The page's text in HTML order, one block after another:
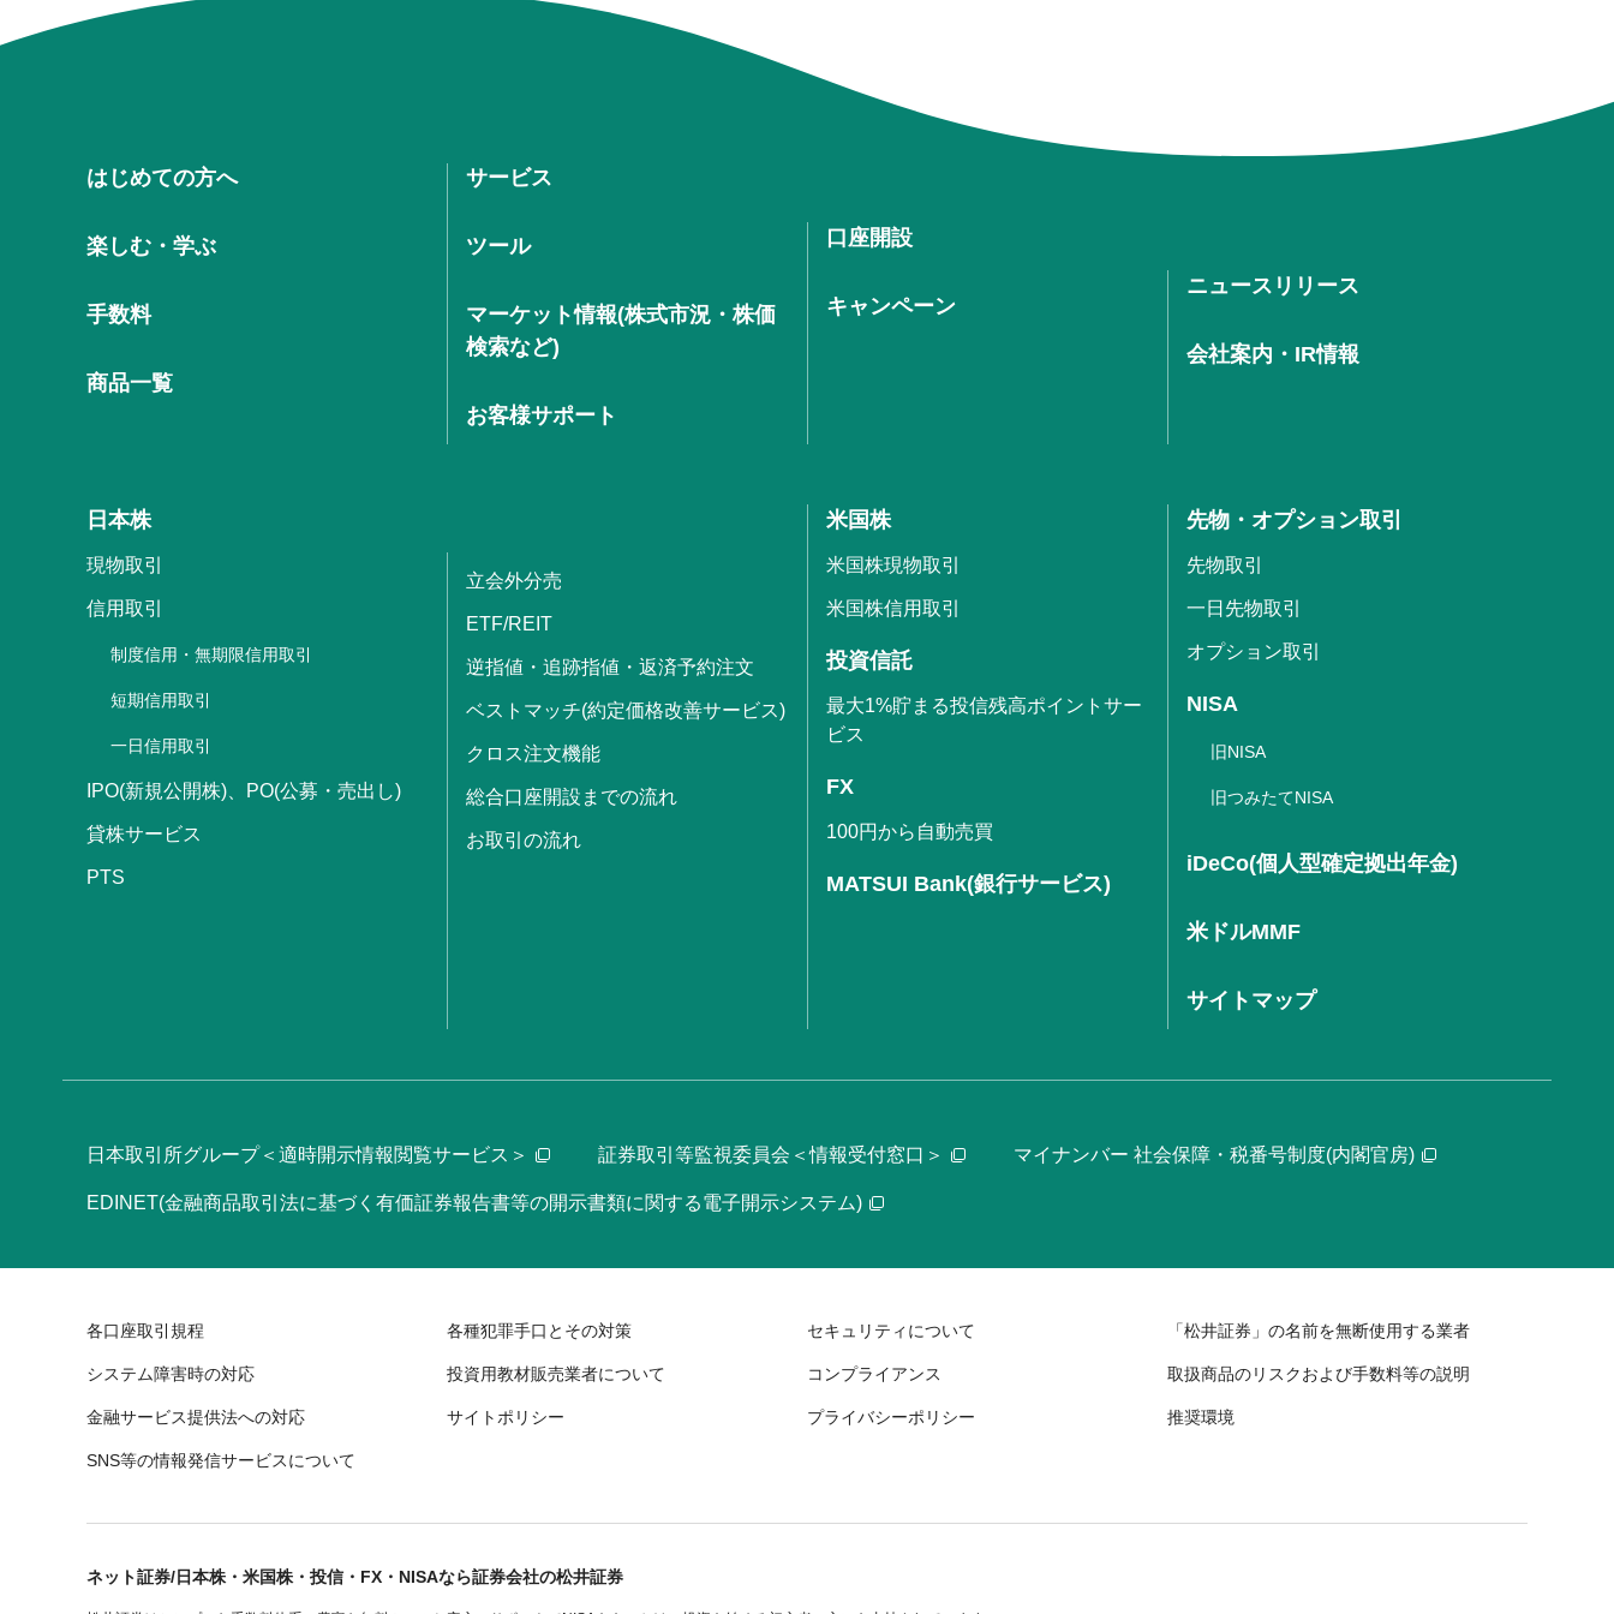
はじめての方へ
楽しむ・学ぶ
手数料
商品一覧
サービス
ツール
マーケット情報(株式市況・株価
検索など)
お客様サポート
口座開設
キャンペーン
ニュースリリース
会社案内・IR情報
日本株
現物取引
信用取引
制度信用・無期限信用取引
短期信用取引
一日信用取引
IPO(新規公開株)、PO(公募・売出し)
貸株サービス
PTS
立会外分売
ETF/REIT
逆指値・追跡指値・返済予約注文
ベストマッチ(約定価格改善サービス)
クロス注文機能
総合口座開設までの流れ
お取引の流れ
米国株
米国株現物取引
米国株信用取引
投資信託
最大1%貯まる投信残高ポイントサー
ビス
FX
100円から自動売買
MATSUI Bank(銀行サービス)
先物・オプション取引
先物取引
一日先物取引
オプション取引
NISA
旧NISA
旧つみたてNISA
iDeCo(個人型確定拠出年金)
米ドルMMF
サイトマップ
日本取引所グループ＜適時開示情報閲覧サービス＞ 証券取引等監視委員会＜情報受付窓口＞ マイナンバー 社会保障・税番号制度(内閣官房)
EDINET(金融商品取引法に基づく有価証券報告書等の開示書類に関する電子開示システム)
各口座取引規程 各種犯罪手口とその対策 セキュリティについて 「松井証券」の名前を無断使用する業者
システム障害時の対応 投資用教材販売業者について コンプライアンス 取扱商品のリスクおよび手数料等の説明
金融サービス提供法への対応 サイトポリシー プライバシーポリシー 推奨環境
SNS等の情報発信サービスについて
ネット証券/日本株・米国株・投信・FX・NISAなら証券会社の松井証券